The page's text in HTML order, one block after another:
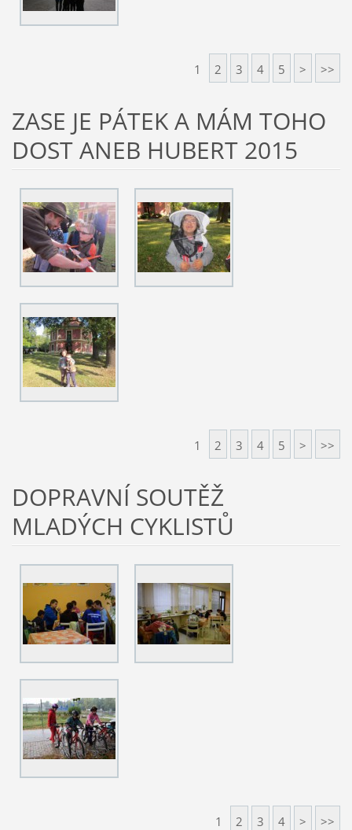
1 2 3 4 5 > >>
ZASE JE PÁTEK A MÁM TOHO
DOST ANEB HUBERT 2015
1 2 3 4 5 > >>
DOPRAVNÍ SOUTĚŽ
MLADÝCH CYKLISTŮ
1 2 3 4 > >>